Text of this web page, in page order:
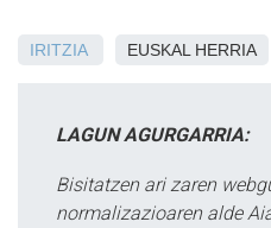
IRITZIA EUSKAL HERRIA
LAGUN AGURGARRIA:
Bisitatzen ari zaren
normalizazioaren alde